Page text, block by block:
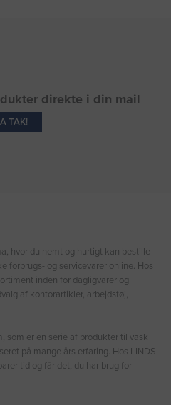
direkte i din mail
TAK!
hvor du nemt og hurtigt kan bestille
forbrugs- og servicevarer online. Hos
inden for dagligvarer og
af kontorartikler, arbejdstøj,
som er en serie af produkter til vask
på mange års erfaring. Hos LINDS
tid og får det, du har brug for –